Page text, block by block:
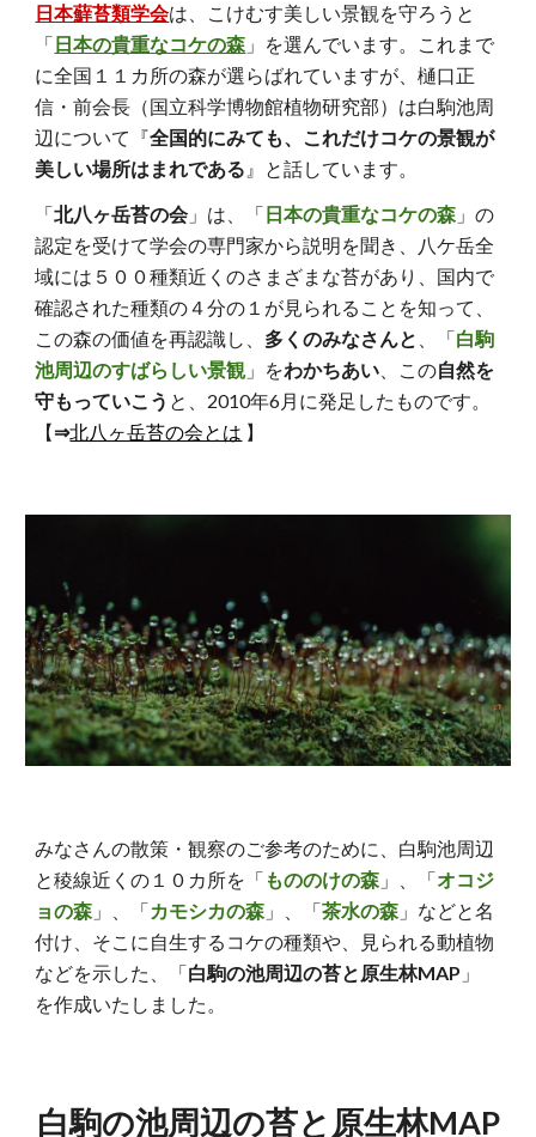
日本蘚苔類学会は、こけむす美しい景観を守ろうと
「日本の貴重なコケの森 」を選んでいます。これまで
に全国１１カ所の森が選らばれていますが、樋口正
信・前会長（国立科学博物館植物研究部）は白駒池周
辺について『全国的にみても、これだけコケの景観が
美しい場所はまれである 』と話しています。
「北八ヶ岳苔の会 」は、「日本の貴重なコケの森 」の
認定を受けて学会の専門家から説明を聞き、八ケ岳全
域には５００種類近くのさまざまな苔があり、国内で
確認された種類の４分の１が見られることを知って、
この森の価値を再認識し、 多くのみなさんと 、「白駒
池周辺のすばらしい景観」をわかちあい 、この自然を
守もっていこう と、2010年6月に発足したものです。
【⇒北八ヶ岳苔の会とは 】
みなさんの散策・観察のご参考のために、白駒池周辺
と稜線近くの１０カ所を「 もののけの森 」、「オコジ
ョの森 」、「カモシカの森 」、「茶水の森 」などと名
付け、そこに自生するコケの種類や、見られる動植物
などを示した、「白駒の池周辺の苔と原生林MAP 」
を作成いたしました。
白駒の池周辺の苔と原生林MAP